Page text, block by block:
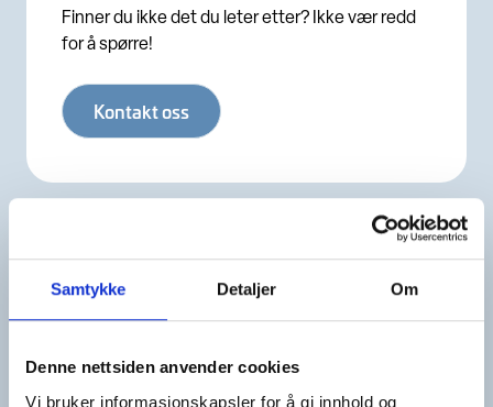
Samtykke Detaljer Om
Denne nettsiden anvender cookies
Vi bruker informasjonskapsler for å gi innhold og
Finner du ikke det du leter etter? Ikke vær redd
for å spørre!
Kontakt oss
Se hva andre i ditt lokalmiljø
har fått til